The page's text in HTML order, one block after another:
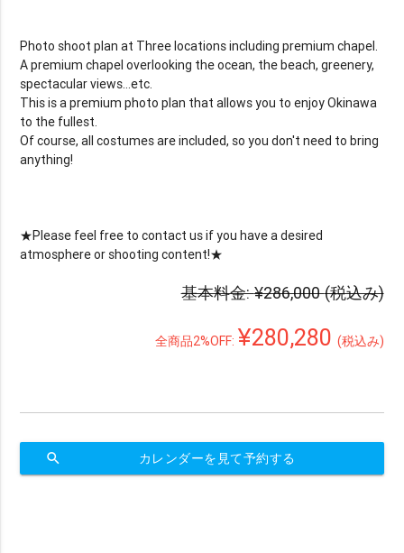
Photo shoot plan at Three locations including premium chapel.
A premium chapel overlooking the ocean, the beach, greenery,
spectacular views...etc.
This is a premium photo plan that allows you to enjoy Okinawa
to the fullest.
Of course, all costumes are included, so you don't need to bring
anything!
★Please feel free to contact us if you have a desired
atmosphere or shooting content!★
基本料金:¥286,000(税込み)
全商品2%OFF: ¥280,280 (税込み)
search カレンダーを見て予約する